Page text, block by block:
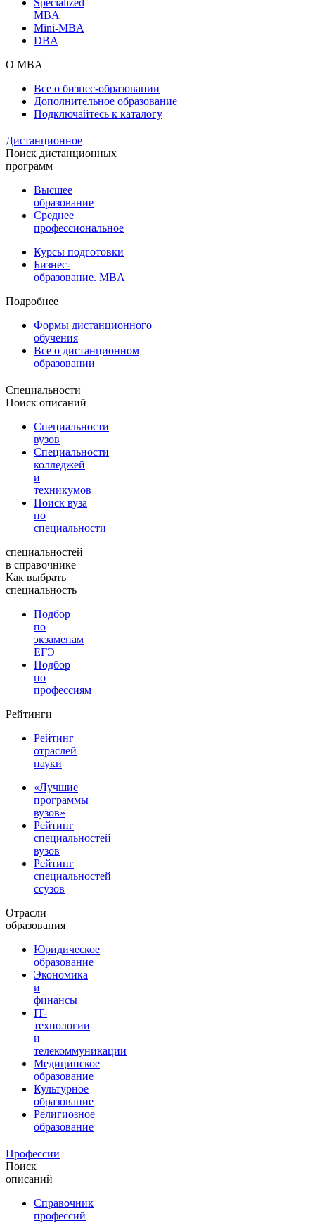
MBA
Mini-MBA
DBA
О MBA
Все о бизнес-образовании
Дополнительное образование
Подключайтесь к каталогу
Дистанционное
Поиск дистанционных
программ
Высшее
образование
Среднее
профессиональное
Курсы подготовки
Бизнес-
образование. MBA
Подробнее
Формы дистанционного
обучения
Все о дистанционном
образовании
Специальности
Поиск описаний
Специальности
вузов
Специальности
колледжей
и
техникумов
Поиск вуза
по
специальности
специальностей
в справочнике
Как выбрать
специальность
Подбор
по
экзаменам
ЕГЭ
Подбор
по
профессиям
Рейтинги
Рейтинг
отраслей
науки
«Лучшие
программы
вузов»
Рейтинг
специальностей
вузов
Рейтинг
специальностей
ссузов
Отрасли
образования
Юридическое
образование
Экономика
и
финансы
IT-
технологии
и
телекоммуникации
Медицинское
образование
Культурное
образование
Религиозное
образование
Профессии
Поиск
описаний
Справочник
профессий